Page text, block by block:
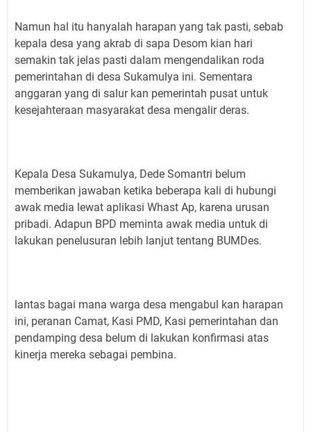
Namun hal itu hanyalah harapan yang tak pasti, sebab
kepala desa yang akrab di sapa Desom kian hari
semakin tak jelas pasti dalam mengendalikan roda
pemerintahan di desa Sukamulya ini. Sementara
anggaran yang di salur kan pemerintah pusat untuk
kesejahteraan masyarakat desa mengalir deras.
Kepala Desa Sukamulya, Dede Somantri belum
memberikan jawaban ketika beberapa kali di hubungi
awak media lewat aplikasi Whast Ap, karena urusan
pribadi. Adapun BPD meminta awak media untuk di
lakukan penelusuran lebih lanjut tentang BUMDes.
lantas bagai mana warga desa mengabul kan harapan
ini, peranan Camat, Kasi PMD, Kasi pemerintahan dan
pendamping desa belum di lakukan konfirmasi atas
kinerja mereka sebagai pembina.